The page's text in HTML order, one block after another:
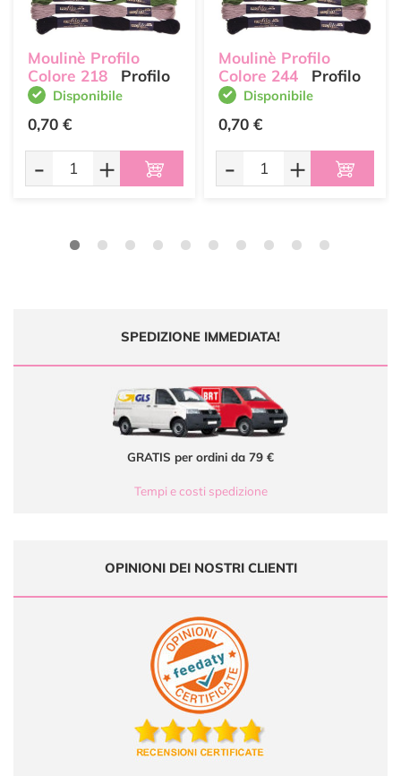
Moulinè Profilo
Colore 218
Profilo
Disponibile
0,70 €
- +
Moulinè Profilo
Colore 244
Profilo
Disponibile
0,70 €
- +
SPEDIZIONE IMMEDIATA!
GRATIS per ordini da 79 €
Tempi e costi spedizione
OPINIONI DEI NOSTRI CLIENTI